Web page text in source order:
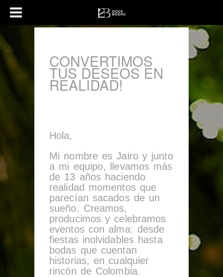
CONVERTIMOS
TUS DESEOS EN
REALIDAD!
Hola,
Mi nombre es Jairo y junto
a mi equipo, llevamos más
de 13 años haciendo
realidad momentos que
parecían sacados de un
sueño. Creamos,
producimos y celebramos
eventos con alma: desde
fiestas inolvidables hasta
bodas que cuentan
historias, en cualquier
rincón de Colombia.